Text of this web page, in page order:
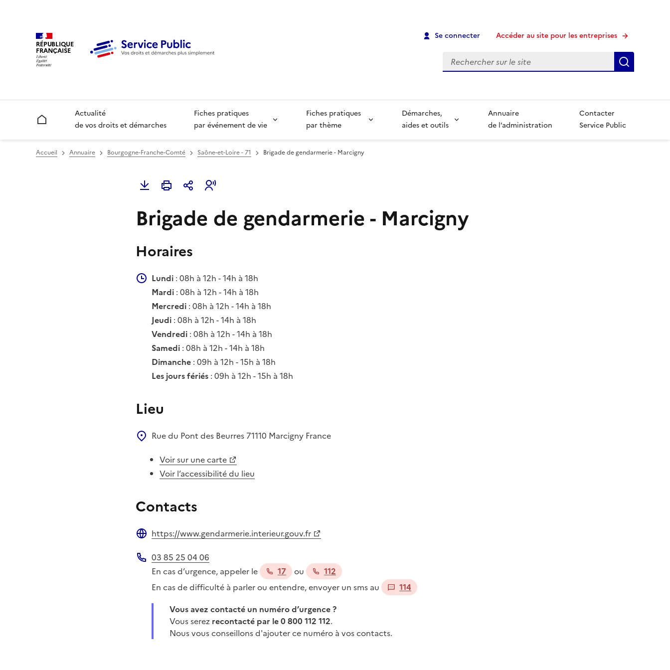
RÉPUBLIQUE
FRANÇAISE
Se connecter Accéder au site pour les entreprises
Recherche
Accueil
Actualité
de vos droits et démarches
Fiches pratiques
par événement de vie
Fiches pratiques
par thème
Démarches,
aides et outils
Annuaire
de l’administration
Contacter
Service Public
Accueil Annuaire Bourgogne-Franche-Comté Saône-et-Loire - 71 Brigade de gendarmerie - Marcigny
Brigade de gendarmerie - Marcigny
Horaires
Lundi : 08h à 12h - 14h à 18h
Mardi : 08h à 12h - 14h à 18h
Mercredi : 08h à 12h - 14h à 18h
Jeudi : 08h à 12h - 14h à 18h
Vendredi : 08h à 12h - 14h à 18h
Samedi : 08h à 12h - 14h à 18h
Dimanche : 09h à 12h - 15h à 18h
Les jours fériés : 09h à 12h - 15h à 18h
Lieu
Rue du Pont des Beurres 71110 Marcigny France
Voir sur une carte
Voir l’accessibilité du lieu
Contacts
https://www.gendarmerie.interieur.gouv.fr
Téléphone
03 85 25 04 06
En cas d’urgence, appeler le
17 ou
112
En cas de difficulté à parler ou entendre, envoyer un sms au
114
Vous avez contacté un numéro d’urgence ?
Vous serez recontacté par le 0 800 112 112.
Nous vous conseillons d'ajouter ce numéro à vos contacts.